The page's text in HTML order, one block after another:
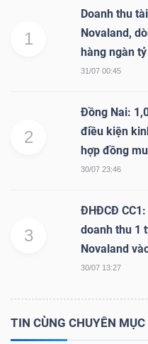
1
Doanh thu
Novaland,
hàng ngàn tỷ
31/07 00:45
2
Đồng Nai:
điều kiện
hợp đồng
30/07 23:46
3
ĐHĐCĐ
doanh thu 1
Novaland
30/07 13:27
TIN CÙNG CHUYÊN MỤC
PHIẾU
ĐẦU
TRUY